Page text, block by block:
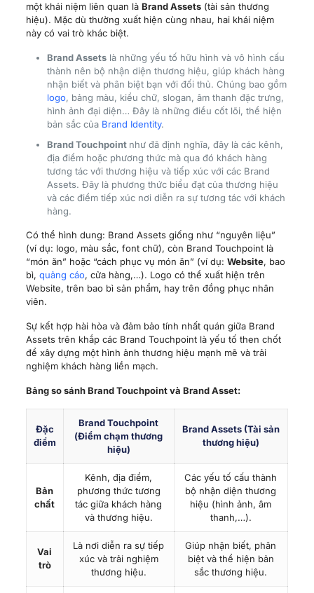
một khái niệm liên quan là Brand Assets(tài sản thương
hiệu). Mặc dù thường xuất hiện cùng nhau, hai khái niệm
này có vai trò khác biệt.
Brand Assetslà những yếu tố hữu hình và vô hình cấu
thành nên bộ nhận diện thương hiệu, giúp khách hàng
nhận biết và phân biệt bạn với đối thủ. Chúng bao gồm
logo, bảng màu, kiểu chữ, slogan, âm thanh đặc trưng,
hình ảnh đại diện… Đây là những điều cốt lõi, thể hiện
bản sắc của Brand Identity.
Brand Touchpoint như đã định nghĩa, đây là các kênh,
địa điểm hoặc phương thức mà qua đó khách hàng
tương tác với thương hiệu và tiếp xúc với các Brand
Assets. Đây là phương thức biểu đạt của thương hiệu
và các điểm tiếp xúc nơi diễn ra sự tương tác với khách
hàng.
Có thể hình dung: Brand Assets giống như “nguyên liệu”
(ví dụ: logo, màu sắc, font chữ), còn Brand Touchpoint là
“món ăn” hoặc “cách phục vụ món ăn” (ví dụ: Website, bao
bì, quảng cáo, cửa hàng,…). Logo có thể xuất hiện trên
Website, trên bao bì sản phẩm, hay trên đồng phục nhân
viên.
Sự kết hợp hài hòa và đảm bảo tính nhất quán giữa Brand
Assets trên khắp các Brand Touchpoint là yếu tố then chốt
để xây dựng một hình ảnh thương hiệu mạnh mẽ và trải
nghiệm khách hàng liền mạch.
Bảng so sánh Brand Touchpoint và Brand Asset:
Đặc
điểm
Brand Touchpoint
(Điểm chạm thương
hiệu)
Brand Assets (Tài sản
thương hiệu)
Bản
chất
Kênh, địa điểm,
phương thức tương
tác giữa khách hàng
và thương hiệu.
Các yếu tố cấu thành
bộ nhận diện thương
hiệu (hình ảnh, âm
thanh,…).
Vai
trò
Là nơi diễn ra sự tiếp
xúc và trải nghiệm
thương hiệu.
Giúp nhận biết, phân
biệt và thể hiện bản
sắc thương hiệu.